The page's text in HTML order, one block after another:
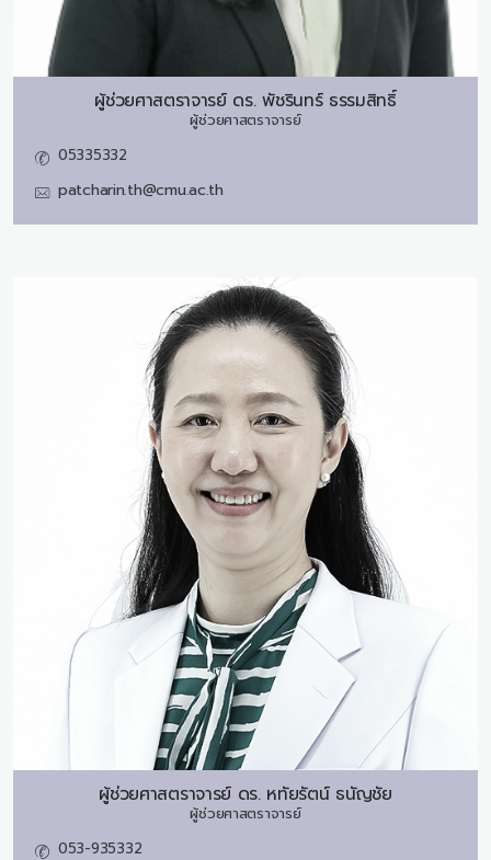
ผู้ช่วยศาสตราจารย์ ดร. พัชรินทร์ ธรรมสิทธิ์
ผู้ช่วยศาสตราจารย์
05335332
patcharin.th@cmu.ac.th
ผู้ช่วยศาสตราจารย์ ดร. หทัยรัตน์ ธนัญชัย
ผู้ช่วยศาสตราจารย์
053-935332